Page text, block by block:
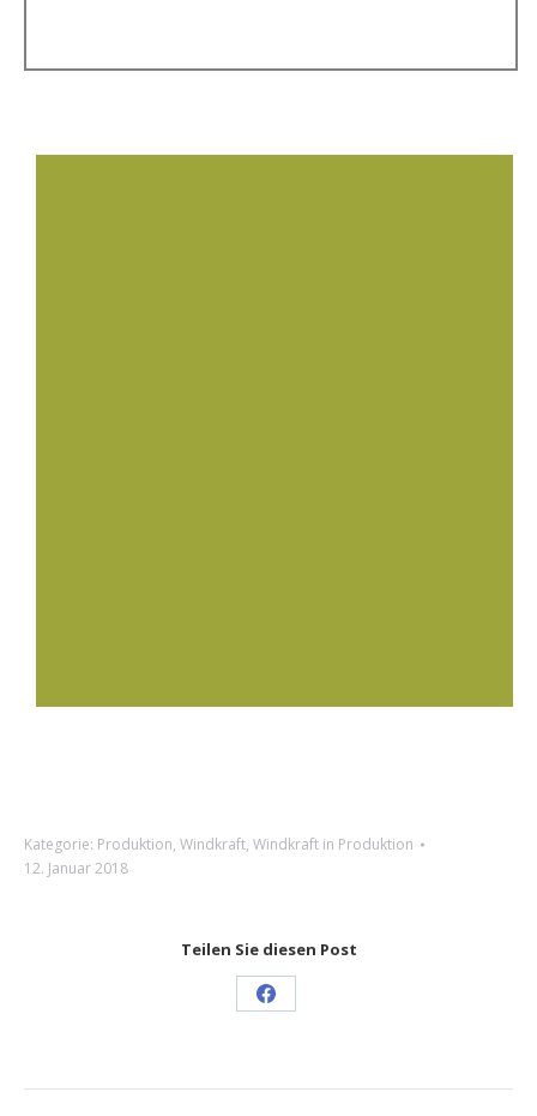
Kategorie: Produktion, Windkraft, Windkraft in Produktion
12. Januar 2018
Teilen Sie diesen Post
Share
Facebook